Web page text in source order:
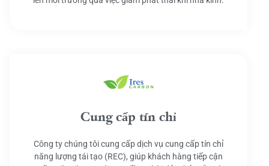
Cung cấp tín chỉ
Công ty chúng tôi cung cấp dịch vụ cung cấp tín chỉ
năng lượng tái tạo (REC), giúp khách hàng tiếp cận